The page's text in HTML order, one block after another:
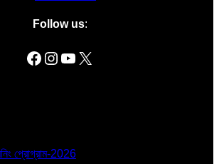
Follow us: